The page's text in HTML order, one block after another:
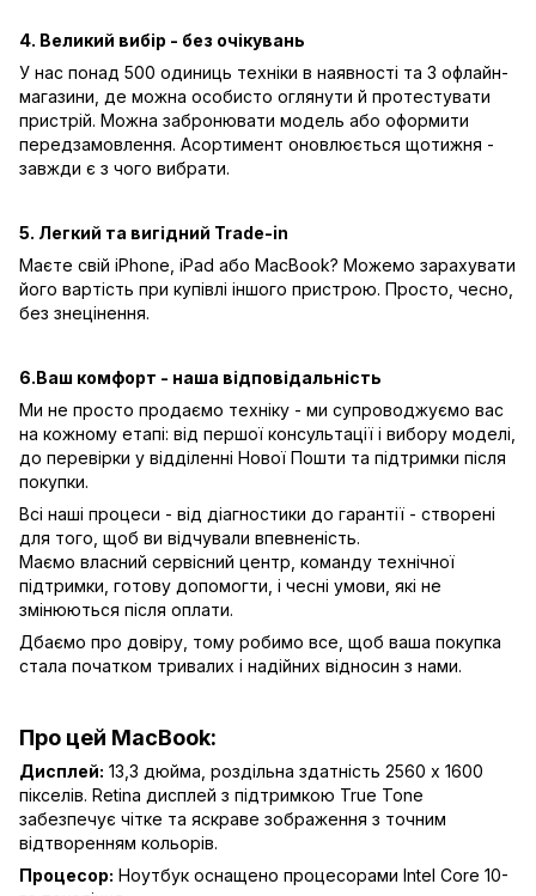
4. Великий вибір - без очікувань
У нас понад 500 одиниць техніки в наявності та 3 офлайн-
магазини, де можна особисто оглянути й протестувати
пристрій. Можна забронювати модель або оформити
передзамовлення. Асортимент оновлюється щотижня -
завжди є з чого вибрати.
5. Легкий та вигідний Trade-in
Маєте свій iPhone, iPad або MacBook? Можемо зарахувати
його вартість при купівлі іншого пристрою. Просто, чесно,
без знецінення.
6.Ваш комфорт - наша відповідальність
Ми не просто продаємо техніку - ми супроводжуємо вас
на кожному етапі: від першої консультації і вибору моделі,
до перевірки у відділенні Нової Пошти та підтримки після
покупки.
Всі наші процеси - від діагностики до гарантії - створені
для того, щоб ви відчували впевненість.
Маємо власний сервісний центр, команду технічної
підтримки, готову допомогти, і чесні умови, які не
змінюються після оплати.
Дбаємо про довіру, тому робимо все, щоб ваша покупка
стала початком тривалих і надійних відносин з нами.
Про цей MacBook:
Дисплей: 13,3 дюйма, роздільна здатність 2560 x 1600
пікселів. Retina дисплей з підтримкою True Tone
забезпечує чітке та яскраве зображення з точним
відтворенням кольорів.
Процесор: Ноутбук оснащено процесорами Intel Core 10-